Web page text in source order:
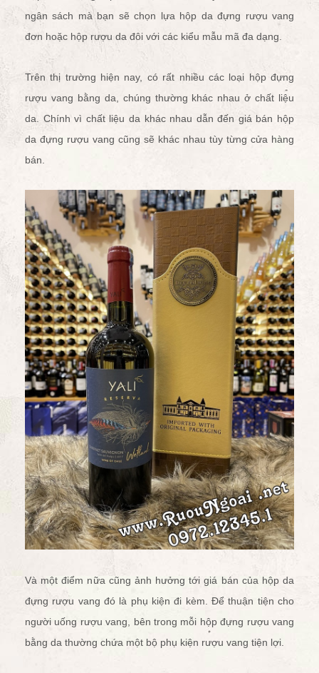
ngân sách mà bạn sẽ chọn lựa hộp da đựng rượu vang
đơn hoặc hộp rượu da đôi với các kiểu mẫu mã đa dạng.
Trên thị trường hiện nay, có rất nhiều các loại hộp đựng
rượu vang bằng da, chúng thường khác nhau ở chất liệu
da. Chính vì chất liệu da khác nhau dẫn đến giá bán hộp
da đựng rượu vang cũng sẽ khác nhau tùy từng cửa hàng
bán.
Và một điểm nữa cũng ảnh hưởng tới giá bán của hộp da
đựng rượu vang đó là phụ kiện đi kèm. Để thuận tiện cho
người uống rượu vang, bên trong mỗi hộp đựng rượu vang
bằng da thường chứa một bộ phụ kiện rượu vang tiện lợi.